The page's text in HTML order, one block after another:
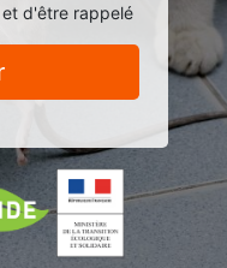
d'être rappelé